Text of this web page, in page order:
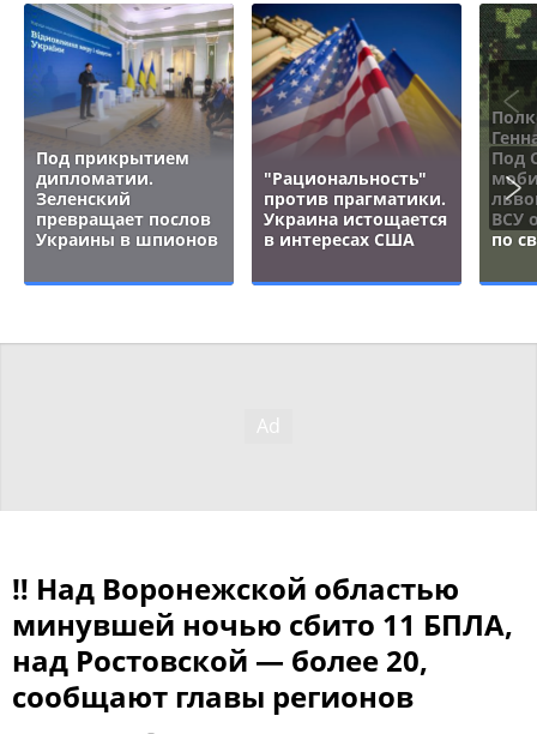
Под прикрытием
дипломатии.
Зеленский
превращает послов
Украины в шпионов
"Рациональность"
против прагматики.
Украина истощается
в интересах США
Под
ВСУ
по
‼ Над Воронежской областью
минувшей ночью сбито 11 БПЛА,
над Ростовской — более 20,
сообщают главы регионов